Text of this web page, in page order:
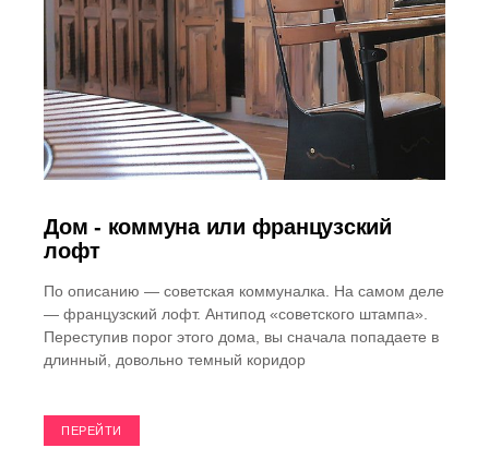
Дом - коммуна или французский
лофт
По описанию — советская коммуналка. На самом деле
— французский лофт. Антипод «советского штампа».
Переступив порог этого дома, вы сначала попадаете в
длинный, довольно темный коридор
ПЕРЕЙТИ